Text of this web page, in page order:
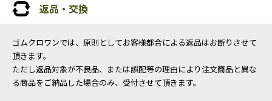
返品・交換
ゴムクロワンでは、原則としてお客様都合による返品はお断りさせて
頂きます。
ただし返品対象が不良品、または誤配等の理由により注文商品と異な
る商品をご納品した場合のみ、受付させて頂きます。